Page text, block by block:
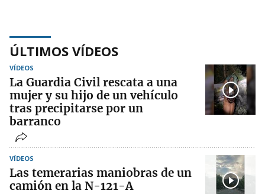
ÚLTIMOS VÍDEOS
VÍDEOS
La Guardia Civil rescata a una
mujer y su hijo de un vehículo
tras precipitarse por un
barranco
VÍDEOS
Las temerarias maniobras de un
camión en la N-121-A